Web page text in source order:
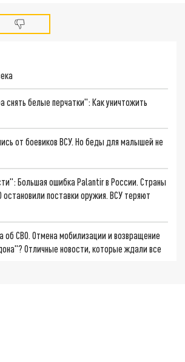
снять белые перчатки": Как уничтожить
от боевиков ВСУ. Но беды для малышей не
Большая ошибка Palantir в России. Страны
остановили поставки оружия. ВСУ теряют
об СВО. Отмена мобилизации и возвращение
Отличные новости, которые ждали все